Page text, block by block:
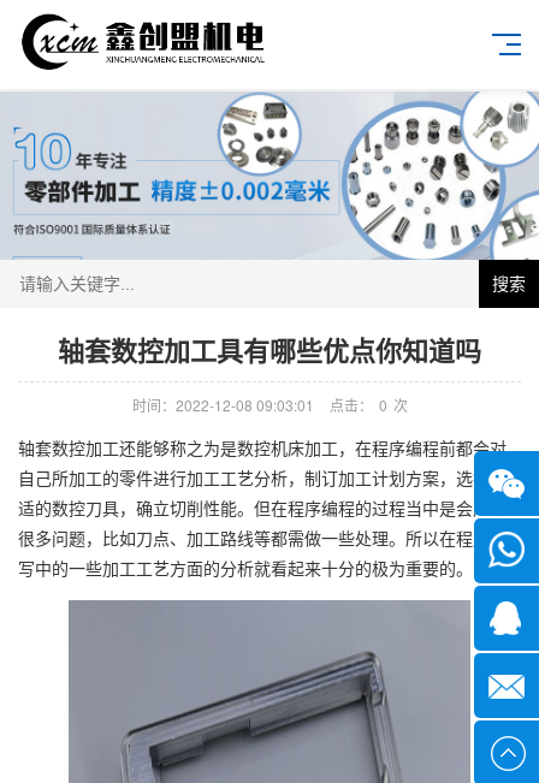
搜索
轴套数控加工具有哪些优点你知道吗
时间：2022-12-08 09:03:01 点击： 0 次
轴套数控加工还能够称之为是数控机床加工，在程序编程前都会对
自己所加工的零件进行加工工艺分析，制订加工计划方案，选择合
适的数控刀具，确立切削性能。但在程序编程的过程当中是会产生
很多问题，比如刀点、加工路线等都需做一些处理。所以在程序编
写中的一些加工工艺方面的分析就看起来十分的极为重要的。
微信